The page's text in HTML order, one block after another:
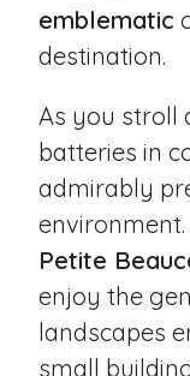
emblematic
destination.
As you stroll
batteries in
admirably
Petite
enjoy the
landscapes
small